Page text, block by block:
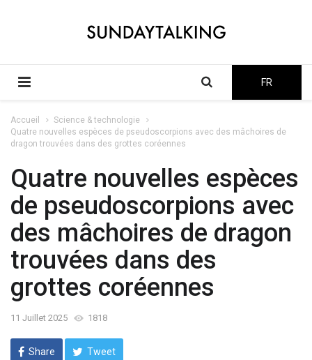
FR
Accueil
Science & technologie
Quatre nouvelles espèces de pseudoscorpions avec des mâchoires de
dragon trouvées dans des grottes coréennes
Quatre nouvelles espèces
de pseudoscorpions avec
des mâchoires de dragon
trouvées dans des
grottes coréennes
11 Juillet 2025 1818
Share Tweet